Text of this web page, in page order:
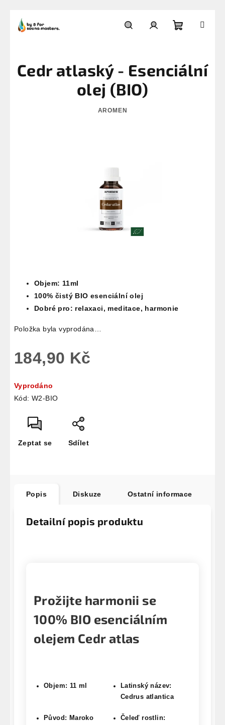
košík
Objem: 11ml
100% čistý BIO esenciální olej
Dobré pro: relaxaci, meditace, harmonie
Položka byla vyprodána…
184,90 Kč
cena:
Vyprodáno
Kód: W2-BIO
Zeptat se Sdílet
Cedr atlaský - Esenciální
olej (BIO)
AROMEN
Popis Diskuze Ostatní informace
Detailní popis produktu
Prožijte harmonii se
100% BIO esenciálním
olejem Cedr atlas
Objem: 11 ml
Latinský název:
Cedrus atlantica
Původ: Maroko
Čeleď rostlin: